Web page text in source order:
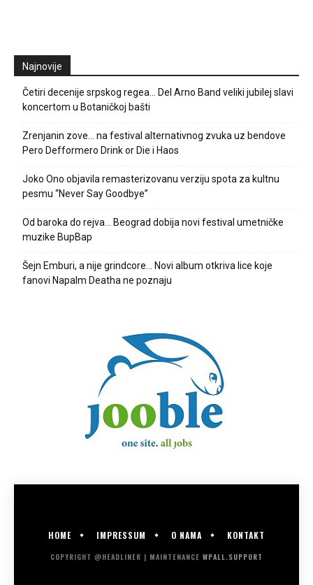
Najnovije
Četiri decenije srpskog regea… Del Arno Band veliki jubilej slavi
koncertom u Botaničkoj bašti
Zrenjanin zove… na festival alternativnog zvuka uz bendove
Pero Defformero Drink or Die i Haos
Joko Ono objavila remasterizovanu verziju spota za kultnu
pesmu “Never Say Goodbye”
Od baroka do rejva… Beograd dobija novi festival umetničke
muzike BupBap
Šejn Emburi, a nije grindcore… Novi album otkriva lice koje
fanovi Napalm Deatha ne poznaju
HOME IMPRESSUM O NAMA KONTAKT
COPYRIGHT @HEADLINER | MAINTENANCE WPALL.SUPPORT